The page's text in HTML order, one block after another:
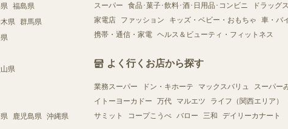
福島県
県 群馬県
県
鹿児島県 沖縄県
スーパー 食品･菓子･飲料･酒･日用品･コンビニ ドラッグ
家電店
ファッション キッズ・ベビー・おもちゃ 車・バ
携帯・通信・家電 ヘルス＆ビューティ・フィットネス
よく行くお店から探す
業務スーパー ドン・キホーテ マックスバリュ スーパー
イトーヨーカドー
万代 マルエツ ライフ（関西エリア）
サミット
コープこうべ バロー 三和 デイリーカナート